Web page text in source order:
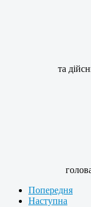
та
Попередня
Наступна